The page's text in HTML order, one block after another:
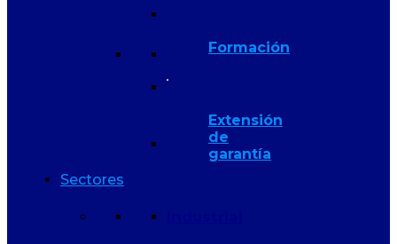
Formación
Extensión
de
garantía
Sectores